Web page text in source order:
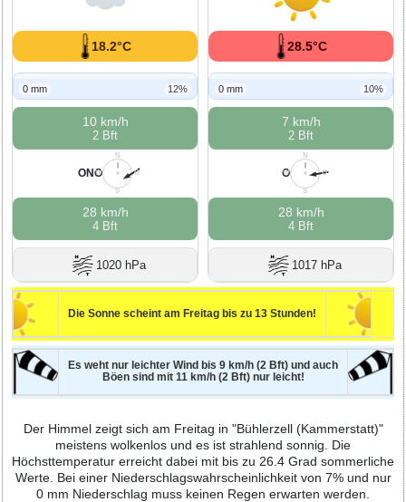
18.2°C
0 mm 12%
10 km/h
2 Bft
N
O
S
W
ONO
28 km/h
4 Bft
1020 hPa
28.5°C
0 mm 10%
7 km/h
2 Bft
N
O
S
W
O
28 km/h
4 Bft
1017 hPa
Die Sonne scheint am Freitag bis zu 13 Stunden!
Es weht nur leichter Wind bis 9 km/h (2 Bft) und auch
Böen sind mit 11 km/h (2 Bft) nur leicht!
Der Himmel zeigt sich am Freitag in "Bühlerzell (Kammerstatt)"
meistens wolkenlos und es ist strahlend sonnig. Die
Höchsttemperatur erreicht dabei mit bis zu 26.4 Grad sommerliche
Werte. Bei einer Niederschlagswahrscheinlichkeit von 7% und nur
0 mm Niederschlag muss keinen Regen erwarten werden.